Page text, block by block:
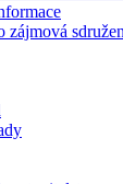
zájmová